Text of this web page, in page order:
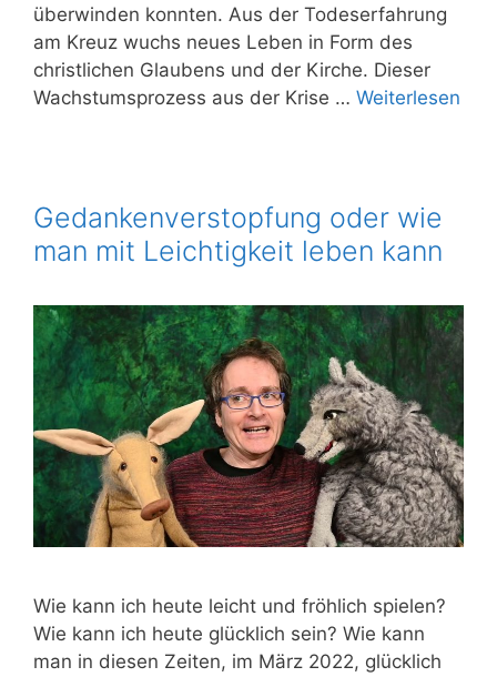
über­win­den konn­ten. Aus der Todes­er­fah­rung
am Kreuz wuchs neu­es Leben in Form des
christ­li­chen Glau­bens und der Kir­che. Die­ser
Wachs­tums­pro­zess aus der Kri­se … Wei­ter­le­sen
Gedankenverstopfung oder wie
man mit Leichtigkeit leben kann
Wie kann ich heu­te leicht und fröh­lich spie­len?
Wie kann ich heu­te glück­lich sein? Wie kann
man in die­sen Zei­ten, im März 2022, glück­lich